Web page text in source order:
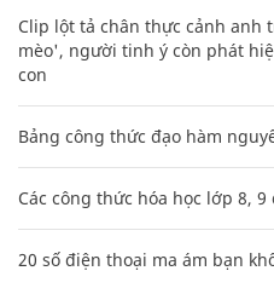
Clip lột tả chân thực cảnh anh
mèo', người tinh ý còn phát
con
Bảng công thức đạo hàm
Các công thức hóa học lớp 8,
20 số điện thoại ma ám bạn